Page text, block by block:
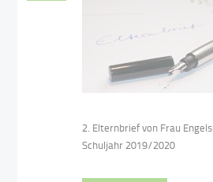
2. Elternbrief von Frau Engels
Schuljahr 2019/2020